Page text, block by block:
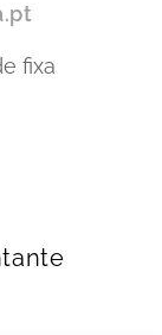
fixa